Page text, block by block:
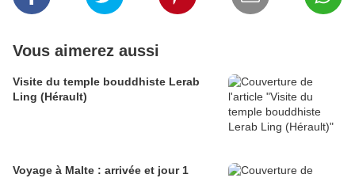
Vous aimerez aussi
Visite du temple bouddhiste Lerab
Ling (Hérault)
Voyage à Malte : arrivée et jour 1